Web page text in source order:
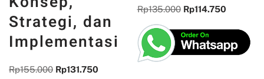
Rp 135.000 Rp114.750
REFLEKSI
KEBANGSAAN
Rp300.000 Rp255.000